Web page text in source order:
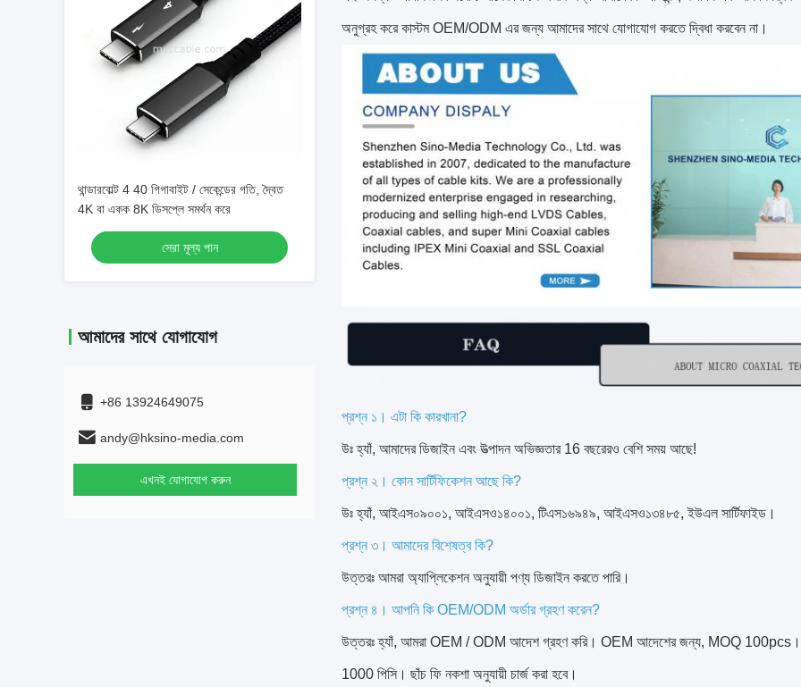
থান্ডারবোল্ট 4 40 গিগাবাইট / সেকেন্ডের গতি, দ্বৈত
4K বা একক 8K ডিসপ্লে সমর্থন করে
সেরা মূল্য পান
আমাদের সাথে যোগাযোগ
+86 13924649075
andy@hksino-media.com
এখনই যোগাযোগ করুন
অনুগ্রহ করে কাস্টম OEM/ODM এর জন্য আমাদের সাথে যোগাযোগ করতে দ্বিধা করবেন না।
প্রশ্ন ১। এটা কি কারখানা?
উঃ হ্যাঁ, আমাদের ডিজাইন এবং উত্পাদন অভিজ্ঞতার 16 বছরেরও বেশি সময় আছে!
প্রশ্ন ২। কোন সার্টিফিকেশন আছে কি?
উঃ হ্যাঁ, আইএস০৯০০১, আইএসও১৪০০১, টিএস১৬৯৪৯, আইএসও১৩৪৮৫, ইউএল সার্টিফাইড।
প্রশ্ন ৩। আমাদের বিশেষত্ব কি?
উত্তরঃ আমরা অ্যাপ্লিকেশন অনুযায়ী পণ্য ডিজাইন করতে পারি।
প্রশ্ন ৪। আপনি কি OEM/ODM অর্ডার গ্রহণ করেন?
উত্তরঃ হ্যাঁ, আমরা OEM / ODM আদেশ গ্রহণ করি। OEM আদেশের জন্য, MOQ
1000 পিসি। ছাঁচ ফি নকশা অনুযায়ী চার্জ করা হবে।